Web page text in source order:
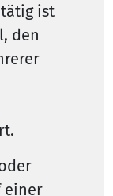
ist
den
einer